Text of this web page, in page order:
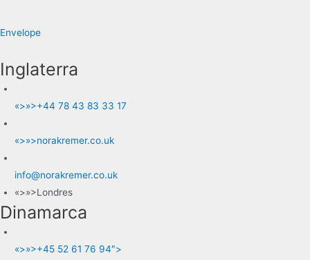
Envelope
Inglaterra
«>»>+44 78 43 83 33 17
«>»>norakremer.co.uk
info@norakremer.co.uk
«>»>Londres
Dinamarca
«>»>+45 52 61 76 94″>